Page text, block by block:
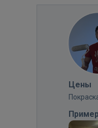
Цены